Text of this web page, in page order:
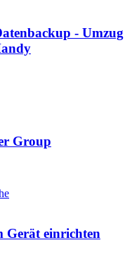
- Umzug
Group
Gerät einrichten